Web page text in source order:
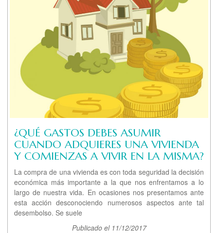
¿QUÉ GASTOS DEBES ASUMIR
CUANDO ADQUIERES UNA VIVIENDA
Y COMIENZAS A VIVIR EN LA MISMA?
La compra de una vivienda es con toda seguridad la decisión
económica más importante a la que nos enfrentamos a lo
largo de nuestra vida. En ocasiones nos presentamos ante
esta acción desconociendo numerosos aspectos ante tal
desembolso. Se suele
Publicado el 11/12/2017